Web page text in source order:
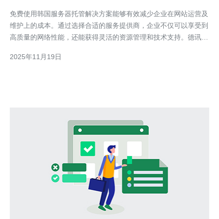
免费使用韩国服务器托管解决方案能够有效减少企业在网站运营及
维护上的成本。通过选择合适的服务提供商，企业不仅可以享受到
高质量的网络性能，还能获得灵活的资源管理和技术支持。德讯电
能，帮助用户实现最佳的网络体验。 韩国服务器的优势 选择韩国
2025年11月19日